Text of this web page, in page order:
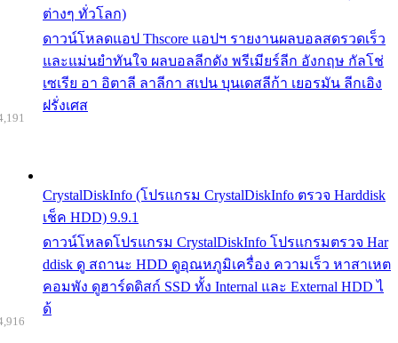
ต่างๆ ทั่วโลก)
ดาวน์โหลดแอป Thscore แอปฯ รายงานผลบอลสดรวดเร็ว
และแม่นยำทันใจ ผลบอลลีกดัง พรีเมียร์ลีก อังกฤษ กัลโช่
เซเรีย อา อิตาลี ลาลีกา สเปน บุนเดสลีก้า เยอรมัน ลีกเอิง
ฝรั่งเศส
CrystalDiskInfo (โปรแกรม CrystalDiskInfo ตรวจ Harddisk
เช็ค HDD) 9.9.1
ดาวน์โหลดโปรแกรม CrystalDiskInfo โปรแกรมตรวจ Har
ddisk ดู สถานะ HDD ดูอุณหภูมิเครื่อง ความเร็ว หาสาเหต
คอมพัง ดูฮาร์ดดิสก์ SSD ทั้ง Internal และ External HDD ไ
ด้